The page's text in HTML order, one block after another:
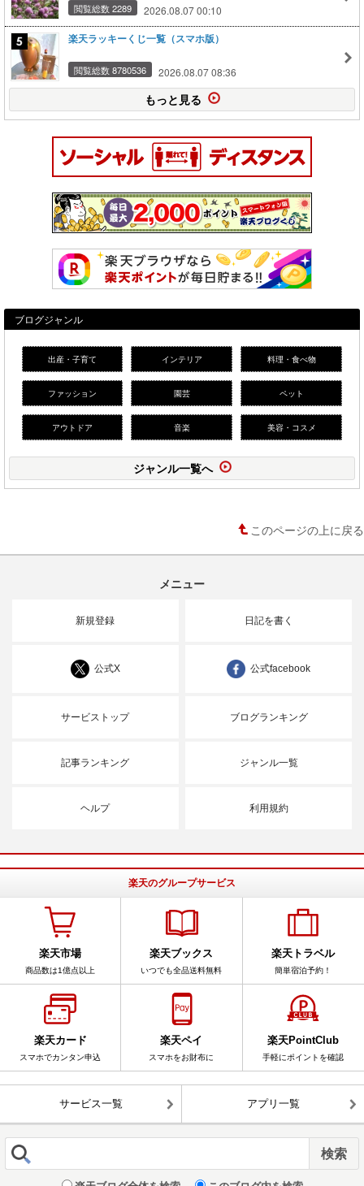
閲覧総数 2289 2026.08.07 00:10
楽天ラッキーくじ一覧（スマホ版）
閲覧総数 8780536 2026.08.07 08:36
もっと見る
ブログジャンル
出産・子育て インテリア 料理・食べ物
ファッション 園芸 ペット
アウトドア 音楽 美容・コスメ
ジャンル一覧へ
このページの上に戻る
メニュー
新規登録 日記を書く
公式X 公式facebook
サービストップ ブログランキング
記事ランキング ジャンル一覧
ヘルプ 利用規約
楽天のグループサービス
楽天市場
商品数は1億点以上
楽天ブックス
いつでも全品送料無料
楽天トラベル
簡単宿泊予約！
楽天カード
スマホでカンタン申込
楽天ペイ
スマホをお財布に
楽天PointClub
手軽にポイントを確認
サービス一覧 アプリ一覧